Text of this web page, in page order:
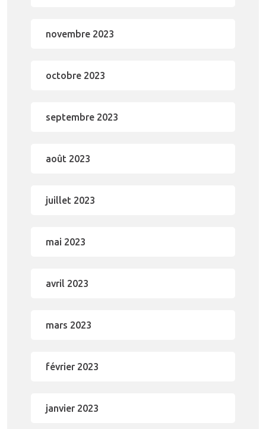
novembre 2023
octobre 2023
septembre 2023
août 2023
juillet 2023
mai 2023
avril 2023
mars 2023
février 2023
janvier 2023